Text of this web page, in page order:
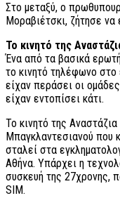
Στο μεταξύ, ο
Μοραβιέτσκι, ζήτησε
Το κινητό της
Ένα από τα βασικά
το κινητό τηλέφωνο
είχαν περάσει οι
είχαν εντοπίσει κάτι.
Το κινητό της
Μπαγκλαντεσιανού που
σταλεί στα
Αθήνα. Υπάρχει η
συσκευή της 27χρονης,
SIM.